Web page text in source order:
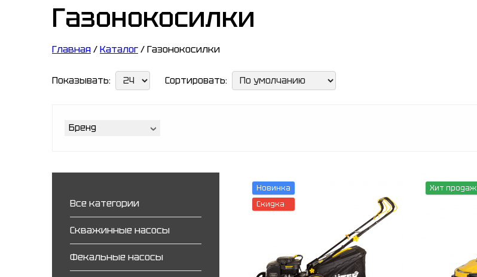
Газонокосилки
Главная/Каталог/ Газонокосилки
Показывать: Сортировать:
Бренд
Все категории
Скважинные насосы
Фекальные насосы
Новинка
Скидка
Хит продаж